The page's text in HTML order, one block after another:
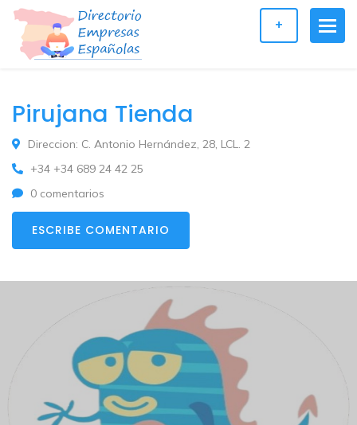
+
Pirujana Tienda
Direccion: C. Antonio Hernández, 28, LCL. 2
+34 +34 689 24 42 25
0 comentarios
ESCRIBE COMENTARIO